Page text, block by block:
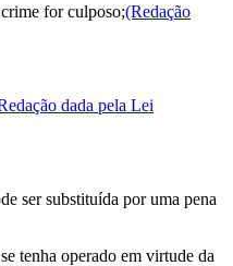
for culposo;(Redação
dada pela Lei
ser substituída por uma pena
tenha operado em virtude da